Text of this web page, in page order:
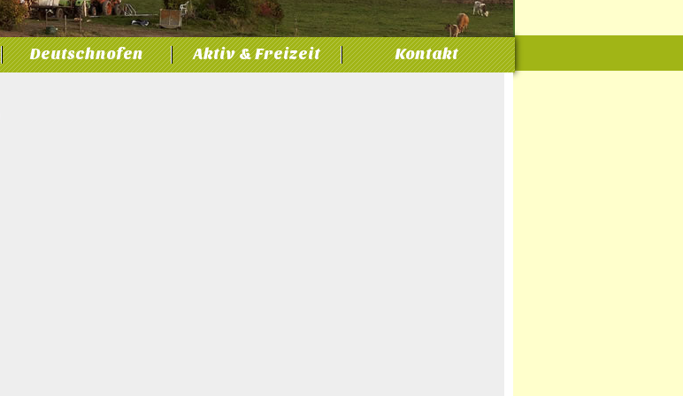
Deutschnofen Aktiv & Freizeit Kontakt